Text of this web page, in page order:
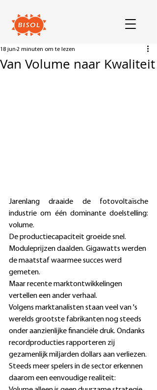
Van Volume naar Kwaliteit
18 jun 2 minuten om te lezen
Jarenlang draaide de fotovoltaïsche
industrie om één dominante doelstelling:
volume.
De productiecapaciteit groeide snel.
Moduleprijzen daalden. Gigawatts werden
de maatstaf waarmee succes werd
gemeten.
Maar recente marktontwikkelingen
vertellen een ander verhaal.
Volgens marktanalisten staan veel van 's
werelds grootste fabrikanten nog steeds
onder aanzienlijke financiële druk. Ondanks
recordproducties rapporteren zij
gezamenlijk miljarden dollars aan verliezen.
Steeds meer spelers in de sector erkennen
daarom een eenvoudige realiteit: